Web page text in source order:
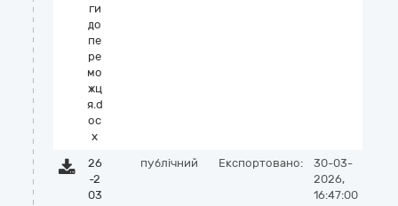
ги
до
пе
ре
мо
жц
я.d
oc
x
26
-2
03
публічний Експортовано:
30-03-
2026,
16:47:00